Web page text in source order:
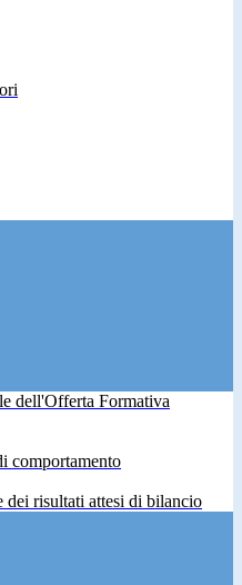
dell'Offerta Formativa
comportamento
dei risultati attesi di bilancio